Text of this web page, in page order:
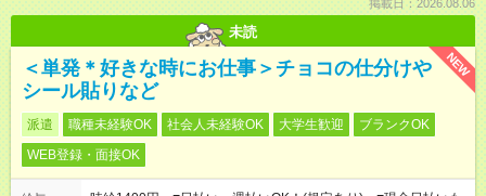
掲載日：2026.08.06
未読
NEW
＜単発＊好きな時にお仕事＞チョコの仕分けや
シール貼りなど
派遣 職種未経験OK 社会人未経験OK 大学生歓迎
ブランクOK
WEB登録・面接OK